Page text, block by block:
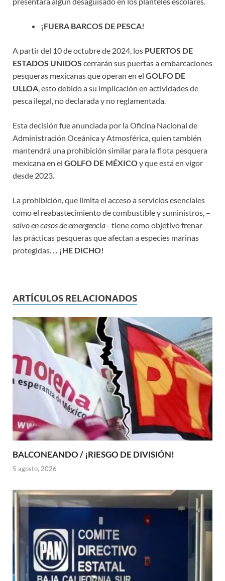
¡FUERA BARCOS DE PESCA!
A partir del 10 de octubre de 2024, los PUERTOS DE
ESTADOS UNIDOS cerrarán sus puertas a embarcaciones
pesqueras mexicanas que operan en el GOLFO DE
ULLOA , esto debido a su implicación en actividades de
pesca ilegal, no declarada y no reglamentada.
Esta decisión fue anunciada por la Oficina Nacional de
Administración Oceánica y Atmosférica, quien también
mantendrá una prohibición similar para la flota pesquera
mexicana en el GOLFO DE MÉXICOy que está en vigor
desde 2023.
La prohibición, que limita el acceso a servicios esenciales
como el reabastecimiento de combustible y suministros, –
salvo en casos de emergencia– tiene como objetivo frenar
las prácticas pesqueras que afectan a especies marinas
protegidas. .
. ¡HE DICHO!
ARTÍCULOS RELACIONADOS
BALCONEANDO / ¡RIESGO DE DIVISIÓN!
5 agosto, 2026